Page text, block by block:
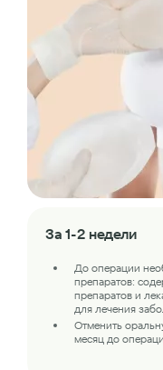
За 1-2 недели
До операции
препаратов:
препаратов и
для лечения
Отменить
месяц до